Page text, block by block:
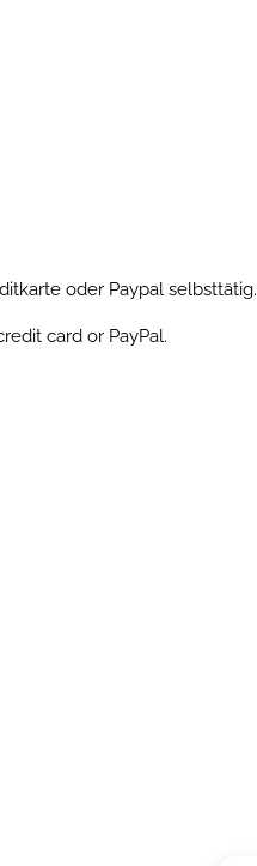
oder Paypal selbsttätig.
card or PayPal.